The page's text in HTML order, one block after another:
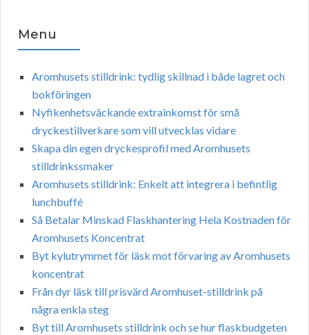
Menu
Aromhusets stilldrink: tydlig skillnad i både lagret och
bokföringen
Nyfikenhetsväckande extrainkomst för små
dryckestillverkare som vill utvecklas vidare
Skapa din egen dryckesprofil med Aromhusets
stilldrinkssmaker
Aromhusets stilldrink: Enkelt att integrera i befintlig
lunchbuffé
Så Betalar Minskad Flaskhantering Hela Kostnaden för
Aromhusets Koncentrat
Byt kylutrymmet för läsk mot förvaring av Aromhusets
koncentrat
Från dyr läsk till prisvärd Aromhuset-stilldrink på
några enkla steg
Byt till Aromhusets stilldrink och se hur flaskbudgeten